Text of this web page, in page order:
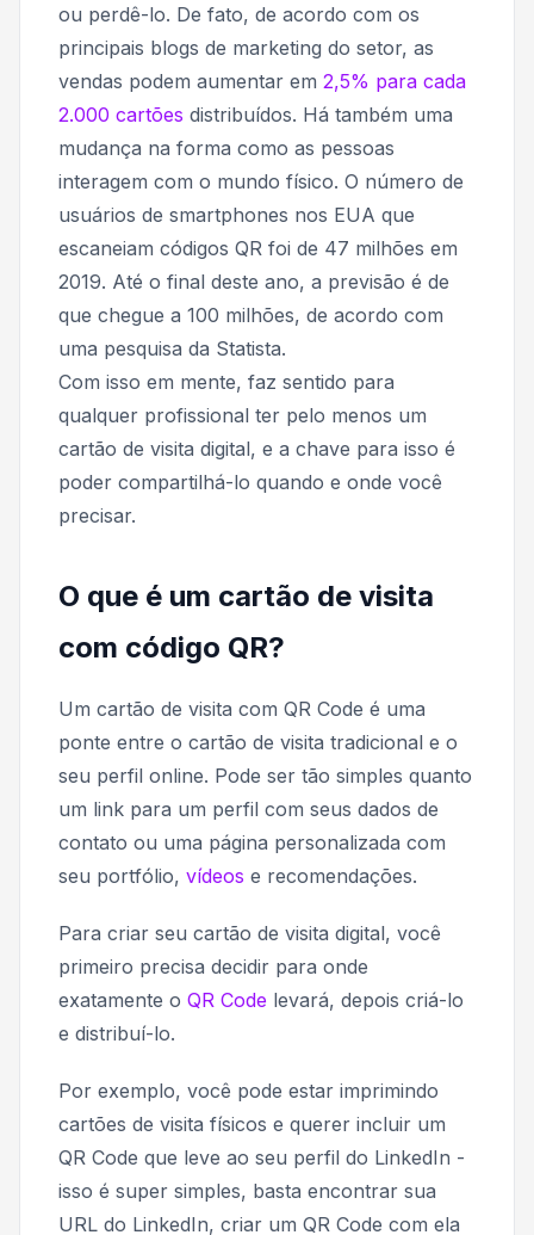
ou perdê-lo. De fato, de acordo com os
principais blogs de marketing do setor, as
vendas podem aumentar em 2,5% para cada
2.000 cartões distribuídos. Há também uma
mudança na forma como as pessoas
interagem com o mundo físico. O número de
usuários de smartphones nos EUA que
escaneiam códigos QR foi de 47 milhões em
2019. Até o final deste ano, a previsão é de
que chegue a 100 milhões, de acordo com
uma pesquisa da Statista.
Com isso em mente, faz sentido para
qualquer profissional ter pelo menos um
cartão de visita digital, e a chave para isso é
poder compartilhá-lo quando e onde você
precisar.
O que é um cartão de visita
com código QR?
Um cartão de visita com QR Code é uma
ponte entre o cartão de visita tradicional e o
seu perfil online. Pode ser tão simples quanto
um link para um perfil com seus dados de
contato ou uma página personalizada com
seu portfólio, vídeos e recomendações.
Para criar seu cartão de visita digital, você
primeiro precisa decidir para onde
exatamente o QR Code levará, depois criá-lo
e distribuí-lo.
Por exemplo, você pode estar imprimindo
cartões de visita físicos e querer incluir um
QR Code que leve ao seu perfil do LinkedIn -
isso é super simples, basta encontrar sua
URL do LinkedIn, criar um QR Code com ela